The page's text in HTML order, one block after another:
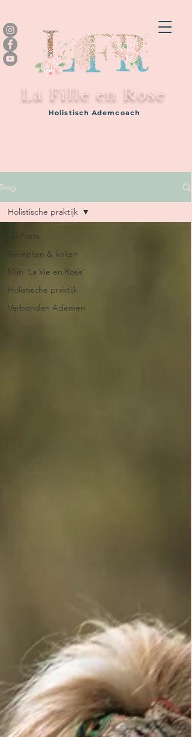
La Fille en Rose
Holistisch Ademcoach
All Posts
Recepten & koken
Mijn 'La Vie en Rose'
Holistische praktijk
Verbonden Ademen
Holistische praktijk